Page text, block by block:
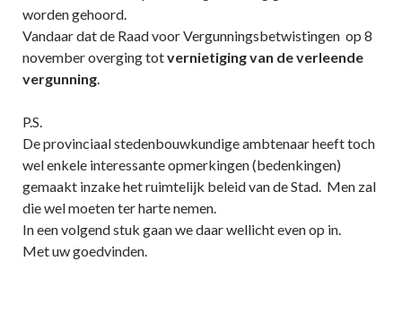
worden gehoord.
Vandaar dat de Raad voor Vergunningsbetwistingen op 8
november overging totvernietiging van de verleende
vergunning.
P.S.
De provinciaal stedenbouwkundige ambtenaar heeft toch
wel enkele interessante opmerkingen (bedenkingen)
gemaakt inzake het ruimtelijk beleid van de Stad. Men zal
die wel moeten ter harte nemen.
In een volgend stuk gaan we daar wellicht even op in.
Met uw goedvinden.